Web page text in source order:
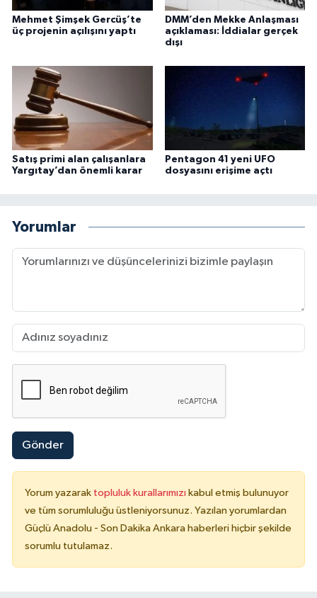
Mehmet Şimşek Gercüş’te
üç projenin açılışını yaptı
DMM’den Mekke Anlaşması
açıklaması: İddialar gerçek
dışı
Satış primi alan çalışanlara
Yargıtay’dan önemli karar
Pentagon 41 yeni UFO
dosyasını erişime açtı
Yorumlar
Gönder
Yorum yazarak topluluk kurallarımızı kabul etmiş bulunuyor
ve tüm sorumluluğu üstleniyorsunuz. Yazılan yorumlardan
Güçlü Anadolu - Son Dakika Ankara haberleri hiçbir şekilde
sorumlu tutulamaz.